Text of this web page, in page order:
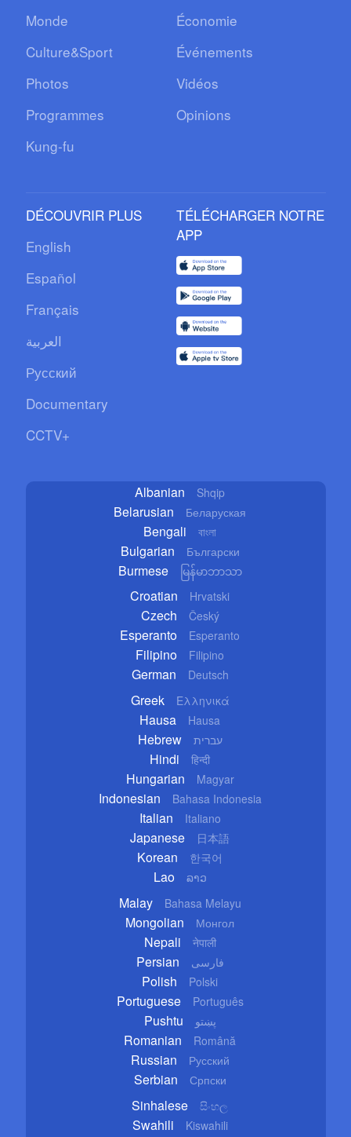
Monde
Économie
Culture&Sport
Événements
Photos
Vidéos
Programmes
Opinions
Kung-fu
DÉCOUVRIR PLUS
English
Español
Français
العربية
Русский
Documentary
CCTV+
TÉLÉCHARGER NOTRE
APP
Albanian Shqip
Belarusian Беларуская
Bengali বাংলা
Bulgarian Български
Burmese မြန်မာဘာသာ
Croatian Hrvatski
Czech Český
Esperanto Esperanto
Filipino Filipino
German Deutsch
Greek Ελληνικά
Hausa Hausa
Hebrew עברית
Hindi हिन्दी
Hungarian Magyar
Indonesian Bahasa Indonesia
Italian Italiano
Japanese 日本語
Korean 한국어
Lao ລາວ
Malay Bahasa Melayu
Mongolian Монгол
Nepali नेपाली
Persian فارسی
Polish Polski
Portuguese Português
Pushtu پښتو
Romanian Română
Russian Русский
Serbian Српски
Sinhalese සිංහල
Swahili Kiswahili